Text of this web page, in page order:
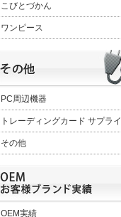
こびとづかん
ワンピース
PC周辺機器
トレーディングカード サプライ
その他
OEM実績